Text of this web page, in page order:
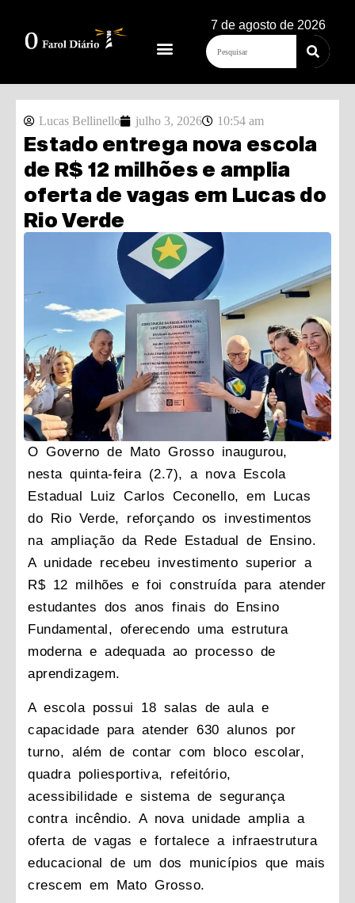
7 de agosto de 2026
Lucas Bellinello julho 3, 2026 10:54 am
Estado entrega nova escola
de R$ 12 milhões e amplia
oferta de vagas em Lucas do
Rio Verde
O Governo de Mato Grosso inaugurou,
nesta quinta-feira (2.7), a nova Escola
Estadual Luiz Carlos Ceconello, em Lucas
do Rio Verde, reforçando os investimentos
na ampliação da Rede Estadual de Ensino.
A unidade recebeu investimento superior a
R$ 12 milhões e foi construída para atender
estudantes dos anos finais do Ensino
Fundamental, oferecendo uma estrutura
moderna e adequada ao processo de
aprendizagem.
A escola possui 18 salas de aula e
capacidade para atender 630 alunos por
turno, além de contar com bloco escolar,
quadra poliesportiva, refeitório,
acessibilidade e sistema de segurança
contra incêndio. A nova unidade amplia a
oferta de vagas e fortalece a infraestrutura
educacional de um dos municípios que mais
crescem em Mato Grosso.